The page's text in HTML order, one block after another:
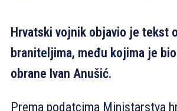
Hrvatski vojnik objavio je tekst
braniteljima, među kojima je
obrane Ivan Anušić.
Prema podatcima Ministarstva